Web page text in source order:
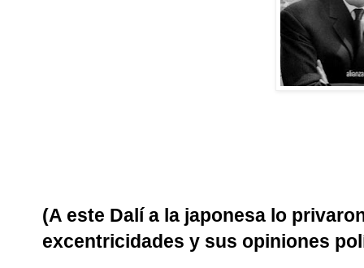
(A este Dalí a la japonesa lo
excentricidades y sus opiniones